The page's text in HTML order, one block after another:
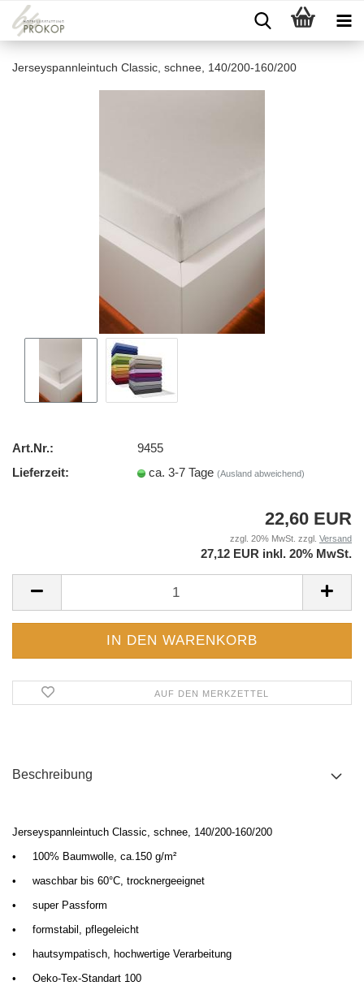
Jerseyspannleintuch Classic, schnee, 140/200-160/200
Art.Nr.:
9455
Lieferzeit:
ca. 3-7 Tage(Ausland abweichend)
22,60 EUR
zzgl. 20% MwSt. zzgl. Versand
27,12 EUR inkl. 20% MwSt.
AUF DEN MERKZETTEL
Beschreibung
Jerseyspannleintuch Classic, schnee, 140/200-160/200
•
100% Baumwolle, ca.150 g/m²
•
waschbar bis 60°C, trocknergeeignet
•
super Passform
•
formstabil, pflegeleicht
•
hautsympatisch, hochwertige Verarbeitung
•
Oeko-Tex-Standart 100